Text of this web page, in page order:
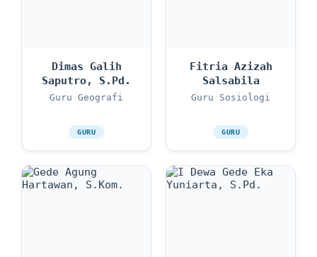
Dimas Galih
Saputro, S.Pd.
Guru Geografi
GURU
Fitria Azizah
Salsabila
Guru Sosiologi
GURU